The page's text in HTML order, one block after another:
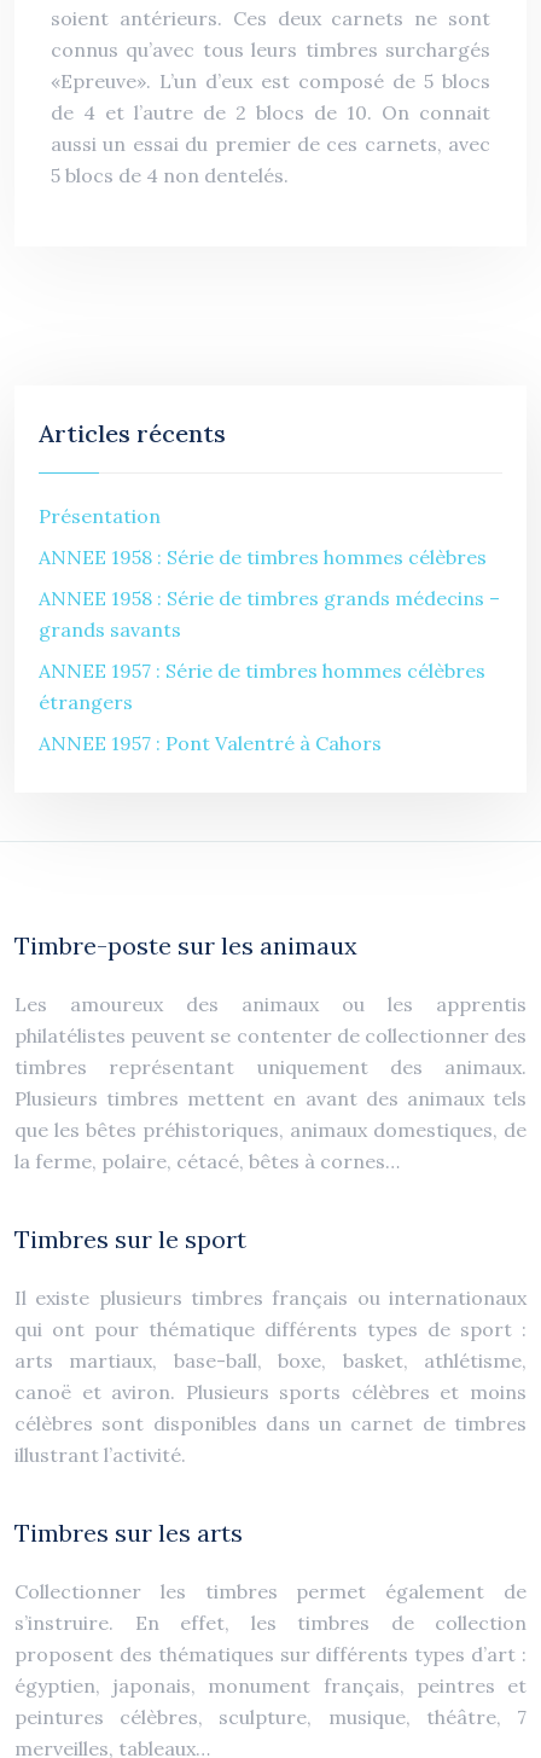
soient antérieurs. Ces deux carnets ne sont
connus qu’avec tous leurs timbres surchargés
«Epreuve». L’un d’eux est composé de 5 blocs
de 4 et l’autre de 2 blocs de 10. On connait
aussi un essai du premier de ces carnets, avec
5 blocs de 4 non dentelés.
Articles récents
Présentation
ANNEE 1958 : Série de timbres hommes célèbres
ANNEE 1958 : Série de timbres grands médecins –
grands savants
ANNEE 1957 : Série de timbres hommes célèbres
étrangers
ANNEE 1957 : Pont Valentré à Cahors
Timbre-poste sur les animaux
Les amoureux des animaux ou les apprentis
philatélistes peuvent se contenter de collectionner des
timbres représentant uniquement des animaux.
Plusieurs timbres mettent en avant des animaux tels
que les bêtes préhistoriques, animaux domestiques, de
la ferme, polaire, cétacé, bêtes à cornes…
Timbres sur le sport
Il existe plusieurs timbres français ou internationaux
qui ont pour thématique différents types de sport :
arts martiaux, base-ball, boxe, basket, athlétisme,
canoë et aviron. Plusieurs sports célèbres et moins
célèbres sont disponibles dans un carnet de timbres
illustrant l’activité.
Timbres sur les arts
Collectionner les timbres permet également de
s’instruire. En effet, les timbres de collection
proposent des thématiques sur différents types d’art :
égyptien, japonais, monument français, peintres et
peintures célèbres, sculpture, musique, théâtre, 7
merveilles, tableaux…